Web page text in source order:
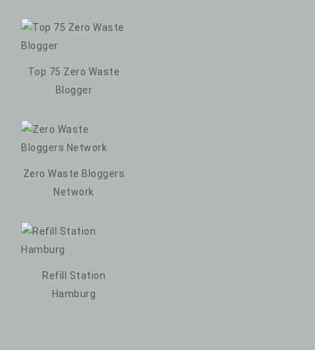
Top 75 Zero Waste
Blogger
Zero Waste Bloggers
Network
Refill Station
Hamburg